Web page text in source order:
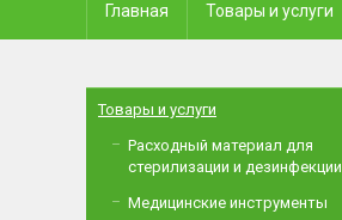
Главная Товары и услуги
Товары и услуги
Расходный материал для
стерилизации и дезинфекции
Медицинские инструменты